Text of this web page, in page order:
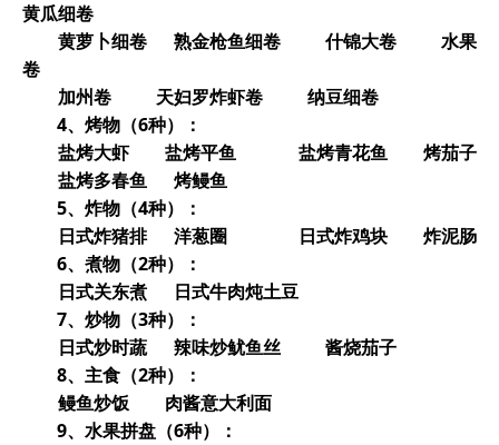
黄瓜细卷
黄萝卜细卷 熟金枪鱼细卷 什锦大卷 水果
卷
加州卷 天妇罗炸虾卷 纳豆细卷
4、烤物（6种）：
盐烤大虾 盐烤平鱼 盐烤青花鱼 烤茄子
盐烤多春鱼 烤鳗鱼
5、炸物（4种）：
日式炸猪排 洋葱圈 日式炸鸡块 炸泥肠
6、煮物（2种）：
日式关东煮 日式牛肉炖土豆
7、炒物（3种）：
日式炒时蔬 辣味炒鱿鱼丝 酱烧茄子
8、主食（2种）：
鳗鱼炒饭 肉酱意大利面
9、水果拼盘（6种）：